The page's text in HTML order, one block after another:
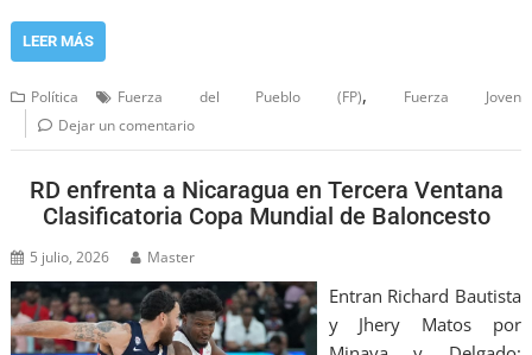
LEER MÁS
Política Fuerza del Pueblo (FP),
Fuerza Joven
Dejar un comentario
RD enfrenta a Nicaragua en Tercera Ventana
Clasificatoria Copa Mundial de Baloncesto
5 julio, 2026 Master
Entran Richard Bautista
y Jhery Matos por